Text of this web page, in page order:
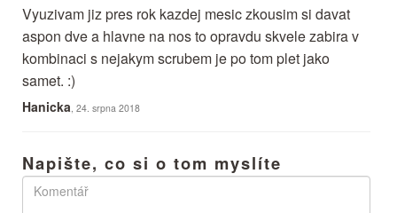
Vyuzivam jiz pres rok kazdej mesic zkousim si davat
aspon dve a hlavne na nos to opravdu skvele zabira v
kombinaci s nejakym scrubem je po tom plet jako
samet. :)
Hanicka , 24. srpna 2018
Napište, co si o tom myslíte